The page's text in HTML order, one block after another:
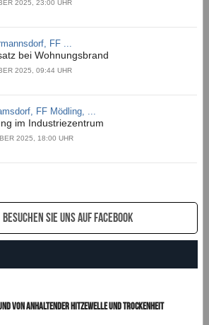
2025, 23:00 UHR
FF ...
bei Wohnungsbrand
2025, 09:44 UHR
FF Mödling, ...
im Industriezentrum
2025, 18:00 UHR
Besuchen sie uns auf Facebook
von anhaltender Hitzewelle und Trockenheit